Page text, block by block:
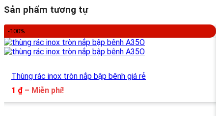
Sản phẩm tương tự
-100%
Thùng rác inox tròn nắp bập bênh giá rẻ
1 ₫ – Miễn phí!Khoảng